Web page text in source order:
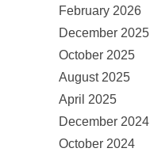
February 2026
December 2025
October 2025
August 2025
April 2025
December 2024
October 2024